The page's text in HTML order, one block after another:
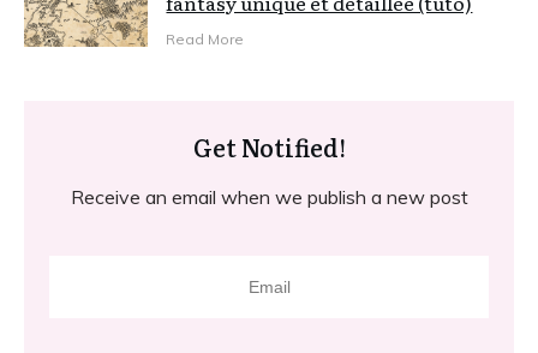
Read More
Get Notified!
Receive an email when we publish a new post